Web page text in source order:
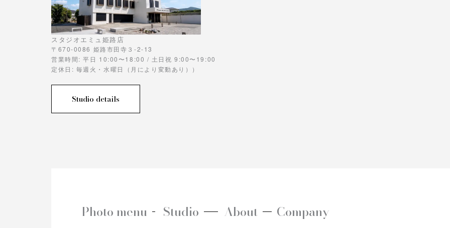
スタジオエミュ姫路店
〒670-0086 姫路市田寺３-2-13
営業時間: 平日 10:00〜18:00 / 土日祝 9:00〜19:00
定休日: 毎週火・水曜日（月により変動あり））
Studio details
Photo menu Studio About Company